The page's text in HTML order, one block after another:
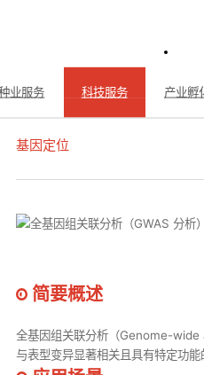
业服务 科技服务 产业孵
) > 科技服务 > 基因组学 基因定
基因定位
简要概述
全基因组关联分析（Genome-wide
与表型变异显著相关且具有特定功